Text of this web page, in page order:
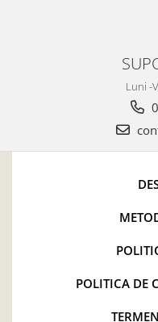
Luni -
POLITICA DE